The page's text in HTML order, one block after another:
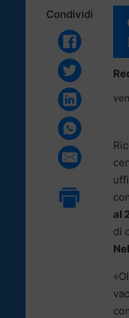
Condividi
al
di